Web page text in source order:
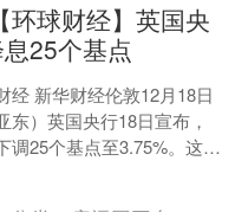
环球财经】英国央
25个基点
经 新华财经伦敦12月18日
东）英国央行18日宣布，
调25个基点至3.75%。这是
度的第四次降息。 在英国